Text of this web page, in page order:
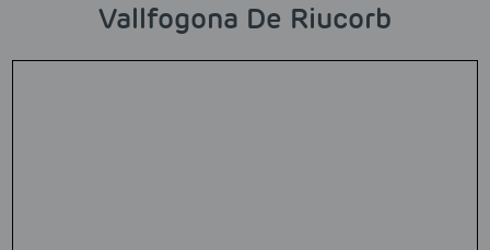
Vallfogona De Riucorb